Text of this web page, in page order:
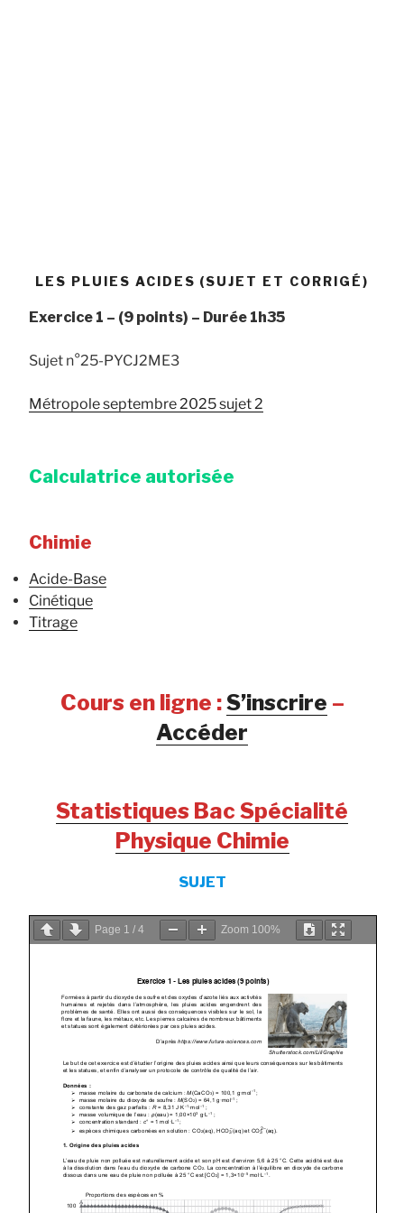
LES PLUIES ACIDES (SUJET ET CORRIGÉ)
Exercice 1 – (9 points) – Durée 1h35
Sujet n°25-PYCJ2ME3
Métropole septembre 2025 sujet 2
Calculatrice autorisée
Chimie
Acide-Base
Cinétique
Titrage
Cours en ligne :S’inscrire –
Accéder
Statistiques Bac Spécialité
Physique Chimie
SUJET
Page 1 / 4 Zoom 100%